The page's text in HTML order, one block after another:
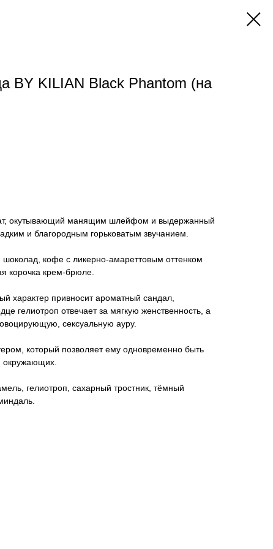
BY KILIAN Black Phantom (на
окутывающий манящим шлейфом и выдержанный
и благородным горьковатым звучанием.
кофе с ликерно-амареттовым оттенком
корочка крем-брюле.
характер привносит ароматный сандал,
гелиотроп отвечает за мягкую женственность, а
сексуальную ауру.
который позволяет ему одновременно быть
окружающих.
гелиотроп, сахарный тростник, тёмный